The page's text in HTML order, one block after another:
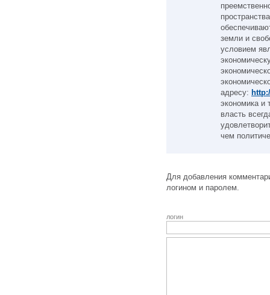
земли и
условием
адресу:
экономика и
власть
чем
Для добавления
логином и паролем.
логин